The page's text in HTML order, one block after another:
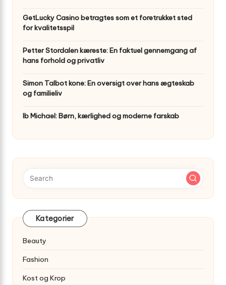
GetLucky Casino betragtes som et foretrukket sted
for kvalitetsspil
Petter Stordalen kæreste: En faktuel gennemgang af
hans forhold og privatliv
Simon Talbot kone: En oversigt over hans ægteskab
og familieliv
Ib Michael: Børn, kærlighed og moderne farskab
Kategorier
Beauty
Fashion
Kost og Krop